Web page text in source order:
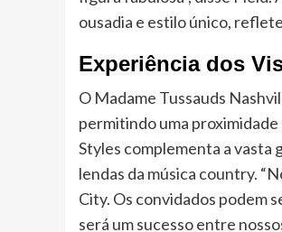
ousadia e estilo único,
Experiência dos
O Madame Tussauds
permitindo uma
Styles complementa a vasta
lendas da música country.
City. Os convidados podem
será um sucesso entre